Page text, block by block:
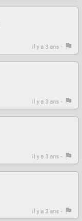
il y a 3 ans -
il y a 3 ans -
il y a 3 ans -
il y a 3 ans -